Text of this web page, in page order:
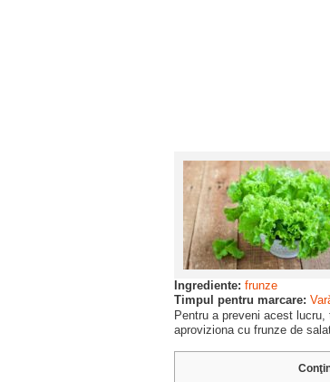
Ingrediente: frunze
Timpul pentru marcare:
Pentru a preveni acest
aproviziona cu frunze de